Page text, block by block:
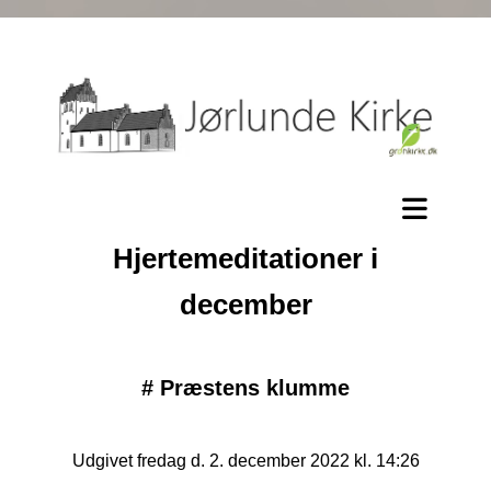
Hjertemeditationer i
december
# Præstens klumme
Udgivet fredag d. 2. december 2022 kl. 14:26